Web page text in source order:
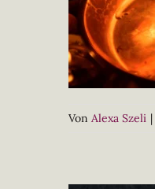
Von Alexa Szeli |